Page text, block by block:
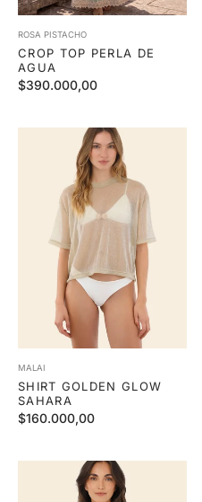
ROSA PISTACHO
CROP TOP PERLA DE
AGUA
Precio
$390.000,00
MALAI
SHIRT GOLDEN GLOW
SAHARA
Precio
$160.000,00